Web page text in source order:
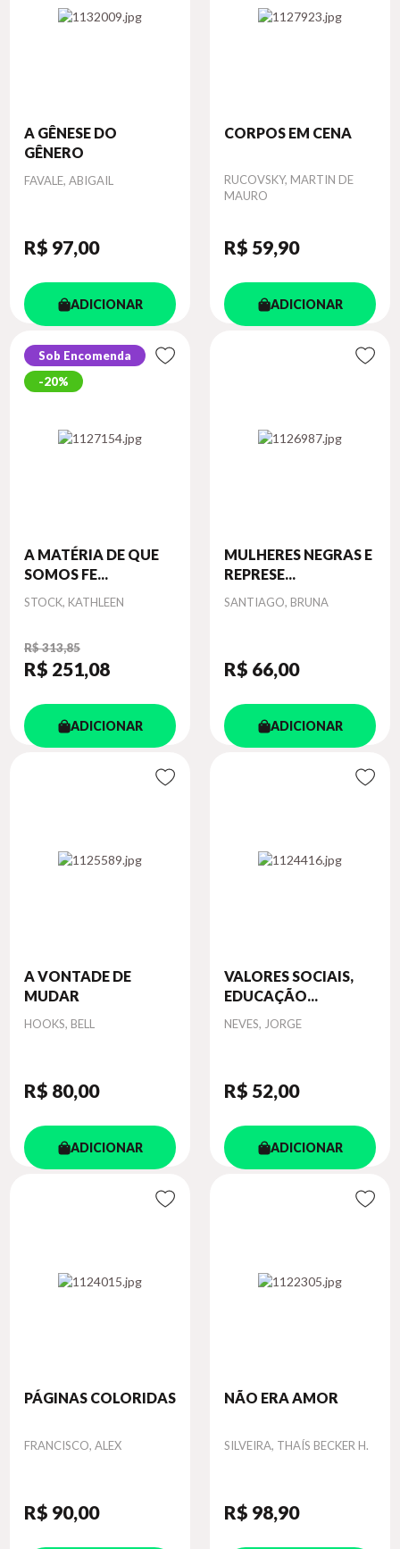
A GÊNESE DO
GÊNERO
Autor
FAVALE, ABIGAIL
R$ 97,00
ADICIONAR
CORPOS EM CENA
Autor
RUCOVSKY, MARTIN DE
MAURO
R$ 59,90
ADICIONAR
Sob Encomenda
20%
A MATÉRIA DE QUE
SOMOS FE...
Autor
STOCK, KATHLEEN
R$ 313,85
R$ 251,08
ADICIONAR
MULHERES NEGRAS E
REPRESE...
Autor
SANTIAGO, BRUNA
R$ 66,00
ADICIONAR
A VONTADE DE
MUDAR
Autor
HOOKS, BELL
R$ 80,00
ADICIONAR
VALORES SOCIAIS,
EDUCAÇÃO...
Autor
NEVES, JORGE
R$ 52,00
ADICIONAR
PÁGINAS COLORIDAS
Autor
FRANCISCO, ALEX
R$ 90,00
NÃO ERA AMOR
Autor
SILVEIRA, THAÍS BECKER H.
R$ 98,90